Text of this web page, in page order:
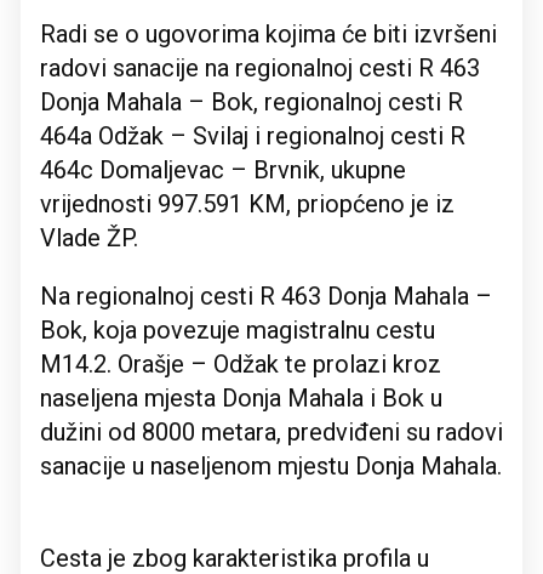
Radi se o ugovorima kojima će biti izvršeni
radovi sanacije na regionalnoj cesti R 463
Donja Mahala – Bok, regionalnoj cesti R
464a Odžak – Svilaj i regionalnoj cesti R
464c Domaljevac – Brvnik, ukupne
vrijednosti 997.591 KM, priopćeno je iz
Vlade ŽP.
Na regionalnoj cesti R 463 Donja Mahala –
Bok, koja povezuje magistralnu cestu
M14.2. Orašje – Odžak te prolazi kroz
naseljena mjesta Donja Mahala i Bok u
dužini od 8000 metara, predviđeni su radovi
sanacije u naseljenom mjestu Donja Mahala.
Cesta je zbog karakteristika profila u